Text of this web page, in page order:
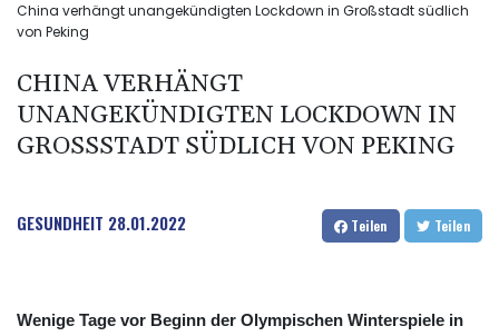
China verhängt unangekündigten Lockdown in Großstadt südlich
von Peking
CHINA VERHÄNGT
UNANGEKÜNDIGTEN LOCKDOWN IN
GROSSSTADT SÜDLICH VON PEKING
GESUNDHEIT 28.01.2022 Teilen Teilen
Wenige Tage vor Beginn der Olympischen Winterspiele in